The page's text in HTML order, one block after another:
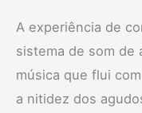
A experiência de
sistema de som de
música que flui
a nitidez dos